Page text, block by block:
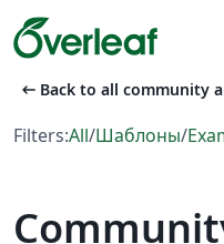
arrow_left_alt Back to all community
Filters:All/Шаблоны/